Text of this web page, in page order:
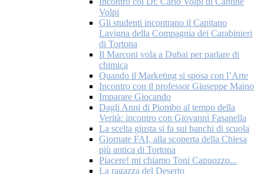
Volpi
Gli studenti incontrano il Capitano
Lavigna della Compagnia dei Carabinieri
di Tortona
Il Marconi vola a Dubai per parlare di
chimica
Quando il Marketing si sposa con l’Arte
Incontro con il professor Giuseppe Maino
Imparare Giocando
Dagli Anni di Piombo al tempo della
Verità: incontro con Giovanni Fasanella
La scelta giusta si fa sui banchi di scuola
Giornate FAI, alla scoperta della Chiesa
più antica di Tortona
Piacere! mi chiamo Toni Capuozzo...
La ragazza del Deserto